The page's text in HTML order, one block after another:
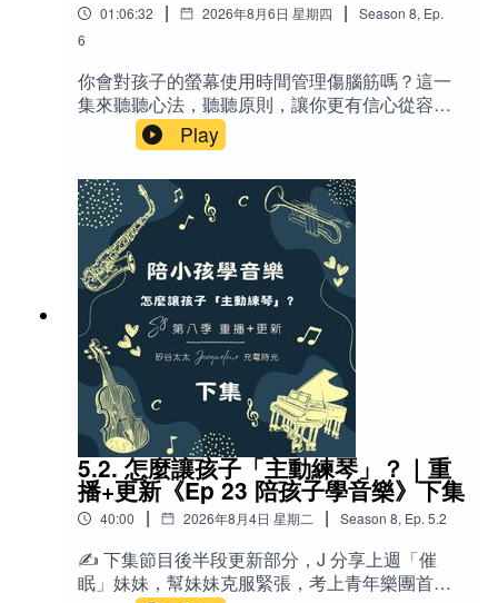
Cognitive reserve：認知儲備
OPOL (One Parent One Language)：單親單語策略（一
位家長只用一種語言跟孩子溝通）
Emergent / ESL (English as a Second Language)：第二
語言英語課程
Compound bilingual：複合型雙語（同時在同一時空學
習兩種語言）
Coordinate bilingual：對等型雙語（在不同時空環境分
別學習）
Subordinate bilingual：從屬型雙語（一種語言為主，另
一種為輔）
Balanced bilingual：平衡型雙語（兩種語言流利程度相
Code-switching / Co-switching：語碼轉換（混用兩種語
01:06:32 | 2026年8月6日 星期四 | Season 8, Ep.
6
你會對孩子的螢幕使用時間管理傷腦筋嗎？這一
集來聽聽心法，聽聽原則，讓你更有信心從容地
面對螢幕。❤️適合所有正在面對孩子螢幕時間管
理的家長（尤其是有學齡前到高中生孩子的父
母）、對科技成癮感到焦慮或自責的成人、以及
想用更全面、人性化角度看待親子關係與現代科
技的聽眾。特別適合那些容易因「管太多／管太
鬆」而陷入罪惡感、恐懼或親子衝突的父母。📝
節目說明 螢幕時間是現代家長最頭痛的問題之
一，但真正的挑戰往往不是孩子用了多久，而是
父母內心累積的罪惡感、羞恥與恐懼。本集從幫
你心態「歸零」出發，帶你重新看待螢幕——它
不是魔鬼，而是像甜點、游泳池、公園或刀子一
樣的工具。主持人Jacqueline分享重點管理原
則，包括年齡原則、健康原則等實用策略，並穿
插真實案例（包括K.G.M.控告社群平台案、澳洲
禁令、自家親子經驗），幫助你卸下情緒包袱，
找到適合自己家庭的管理方式，讓螢幕管理困擾
降到最低，甚至消失。📚哥倫比亞大學教授Keith
Diaz,PhD的「每30分鐘休息五分鐘」研究：
https://www.cuimc.columbia.edu/news/rx-
prolonged-sitting-five-minute-stroll-every-half-
hour🔤英文- IG → Instagram（社群媒體App） -
Play
5.2. 怎麼讓孩子「主動練琴」？｜重
播+更新《Ep 23 陪孩子學音樂》下集
40:00 | 2026年8月4日 星期二 | Season 8, Ep. 5.2
✍️ 下集節目後半段更新部分，J 分享上週「催
眠」妹妹，幫妹妹克服緊張，考上青年樂團首席